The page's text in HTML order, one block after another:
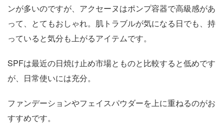
ンが多いのですが、アクセーヌはポンプ容器で高級感があ
って、とてもおしゃれ。肌トラブルが気になる日でも、持
っていると気分も上がるアイテムです。
SPFは最近の日焼け止め市場とものと比較すると低めです
が、日常使いには充分。
ファンデーションやフェイスパウダーを上に重ねるのがお
すすめです。